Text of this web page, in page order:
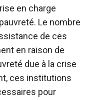
en charge
Le nombre
de ces
en raison de
due à la crise
ces institutions
pour